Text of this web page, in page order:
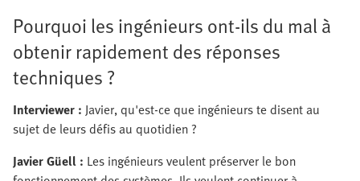
Pourquoi les ingénieurs ont-ils du mal à
obtenir rapidement des réponses
techniques ?
Interviewer : Javier, qu'est-ce que ingénieurs te disent au
sujet de leurs défis au quotidien ?
Javier Güell : Les ingénieurs veulent préserver le bon